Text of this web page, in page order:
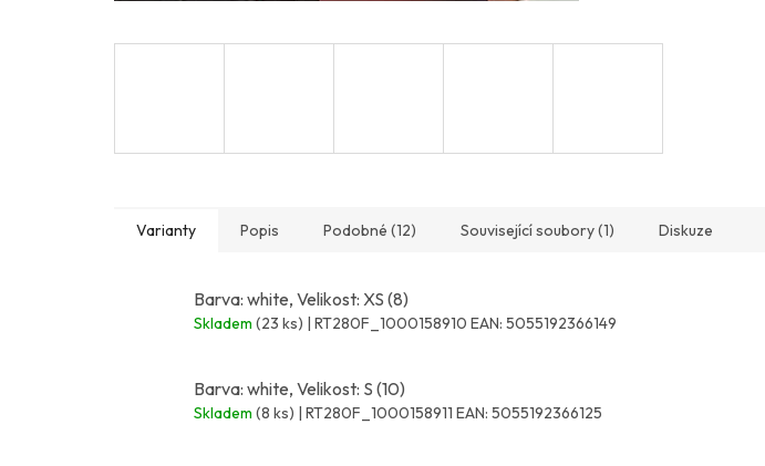
Varianty Popis Podobné (12) Související soubory (1) Diskuze
Barva: white, Velikost: XS (8)
Skladem (23 ks) | RT280F_1000158910 EAN: 5055192366149
Barva: white, Velikost: S (10)
Skladem (8 ks) | RT280F_1000158911 EAN: 5055192366125